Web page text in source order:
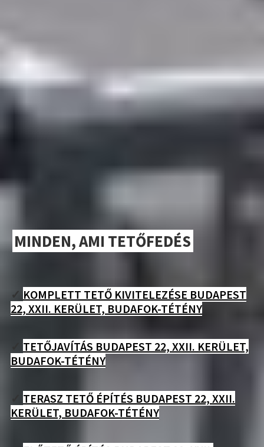
MINDEN, AMI TETŐFEDÉS
✓ KOMPLETT TETŐ KIVITELEZÉSE BUDAPEST
22, XXII. KERÜLET, BUDAFOK-TÉTÉNY
TETŐJAVÍTÁS BUDAPEST 22, XXII. KERÜLET,
BUDAFOK-TÉTÉNY
TERASZ TETŐ ÉPÍTÉS BUDAPEST 22, XXII.
KERÜLET, BUDAFOK-TÉTÉNY